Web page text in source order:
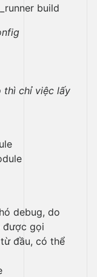
build
thì chỉ việc lấy
debug, do
được gọi
đầu, có thể